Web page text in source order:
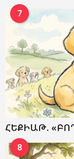
7
ՀԵՔԻԱԹ.
8